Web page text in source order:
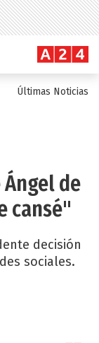
Últimas Noticias
de
cansé"
decisión
sociales.